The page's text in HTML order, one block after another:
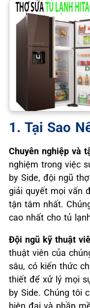
1. Tại Sao
Chuyên nghiệp và
nghiệm trong việc
by Side, đội ngũ
giải quyết mọi vấn
tận tâm nhất.
cao nhất cho tủ
Đội ngũ kỹ thuật
thuật viên của
sâu, có kiến thức
thiết để xử lý mọi
by Side. Chúng tôi